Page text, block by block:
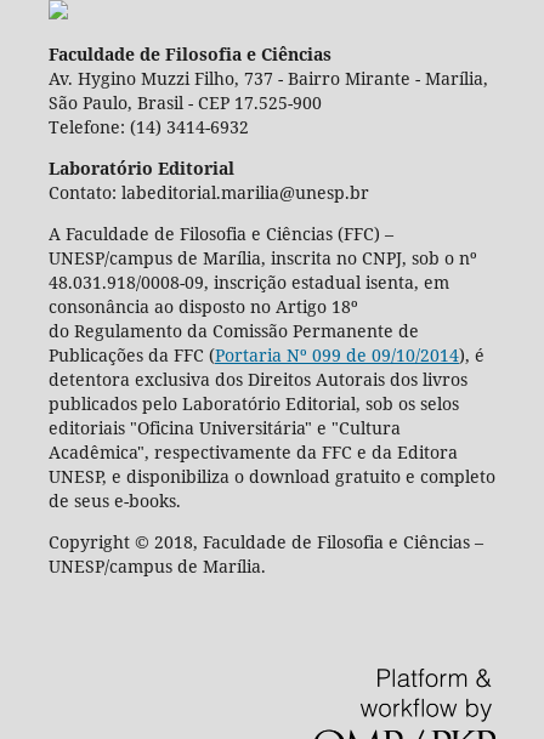
Faculdade de Filosofia e Ciências
Av. Hygino Muzzi Filho, 737 - Bairro Mirante - Marília,
São Paulo, Brasil - CEP 17.525-900
Telefone: (14) 3414-6932
Laboratório Editorial
Contato: labeditorial.marilia@unesp.br
A Faculdade de Filosofia e Ciências (FFC) –
UNESP/campus de Marília, inscrita no CNPJ, sob o nº
48.031.918/0008-09, inscrição estadual isenta, em
consonância ao disposto no Artigo 18º
do Regulamento da Comissão Permanente de
Publicações da FFC (Portaria Nº 099 de 09/10/2014), é
detentora exclusiva dos Direitos Autorais dos livros
publicados pelo Laboratório Editorial, sob os selos
editoriais "Oficina Universitária" e "Cultura
Acadêmica", respectivamente da FFC e da Editora
UNESP, e disponibiliza o download gratuito e completo
de seus e-books.
Copyright © 2018, Faculdade de Filosofia e Ciências –
UNESP/campus de Marília.